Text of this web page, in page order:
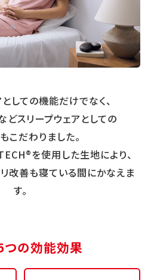
しての機能だけでなく、
どスリープウェアとしての
こだわりました。
を使用した生地により、
改善も寝ている間にかなえま
す。
つの効能効果